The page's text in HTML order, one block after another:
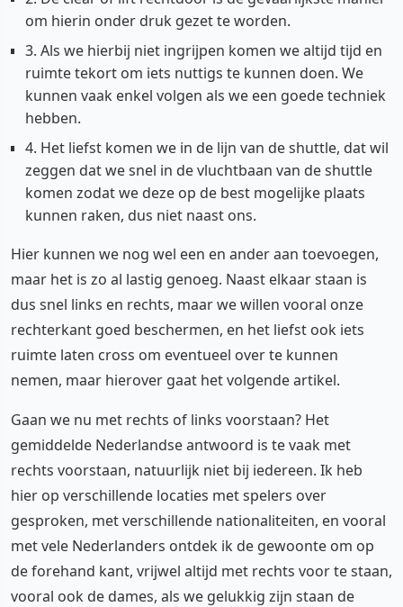
om hierin onder druk gezet te worden.
3. Als we hierbij niet ingrijpen komen we altijd tijd en
ruimte tekort om iets nuttigs te kunnen doen. We
kunnen vaak enkel volgen als we een goede techniek
hebben.
4. Het liefst komen we in de lijn van de shuttle, dat wil
zeggen dat we snel in de vluchtbaan van de shuttle
komen zodat we deze op de best mogelijke plaats
kunnen raken, dus niet naast ons.
Hier kunnen we nog wel een en ander aan toevoegen,
maar het is zo al lastig genoeg. Naast elkaar staan is
dus snel links en rechts, maar we willen vooral onze
rechterkant goed beschermen, en het liefst ook iets
ruimte laten cross om eventueel over te kunnen
nemen, maar hierover gaat het volgende artikel.
Gaan we nu met rechts of links voorstaan? Het
gemiddelde Nederlandse antwoord is te vaak met
rechts voorstaan, natuurlijk niet bij iedereen. Ik heb
hier op verschillende locaties met spelers over
gesproken, met verschillende nationaliteiten, en vooral
met vele Nederlanders ontdek ik de gewoonte om op
de forehand kant, vrijwel altijd met rechts voor te staan,
vooral ook de dames, als we gelukkig zijn staan de